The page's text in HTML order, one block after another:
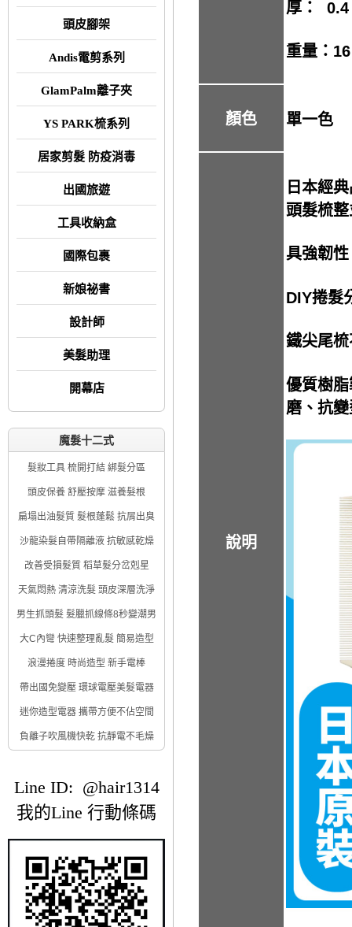
頭皮腳架
Andis電剪系列
GlamPalm離子夾
YS PARK梳系列
居家剪髮 防疫消毒
出國旅遊
工具收納盒
國際包裹
新娘祕書
設計師
美髮助理
開幕店
魔髮十二式
髮妝工具 梳開打結 綁髮分區
頭皮保養 舒壓按摩 滋養髮根
扁塌出油髮質 髮根蓬鬆 抗屑出臭
沙龍染髮自帶隔離液 抗敏感乾燥
改善受損髮質 稻草髮分岔剋星
天氣悶熱 清涼洗髮 頭皮深層洗淨
男生抓頭髮 髮臘抓線條8秒變潮男
大C內彎 快速整理亂髮 簡易造型
浪漫捲度 時尚造型 新手電棒
帶出國免變壓 環球電壓美髮電器
迷你造型電器 攜帶方便不佔空間
負離子吹風機快乾 抗靜電不毛燥
Line ID: @hair1314
我的Line 行動條碼
厚：
重量：
顏色 單一色
說明
日本經
頭髮梳
具強韌
DIY捲髮
鐵尖尾
優質樹
磨、抗